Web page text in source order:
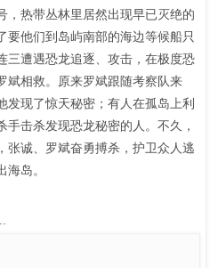
，热带丛林里居然出现早已灭绝的
要他们到岛屿南部的海边等候船只
三遭遇恐龙追逐、攻击，在极度恐
斌相救。原来罗斌跟随考察队来
发现了惊天秘密；有人在孤岛上利
击杀发现恐龙秘密的人。不久，
张诚、罗斌奋勇搏杀，护卫众人逃
岛。